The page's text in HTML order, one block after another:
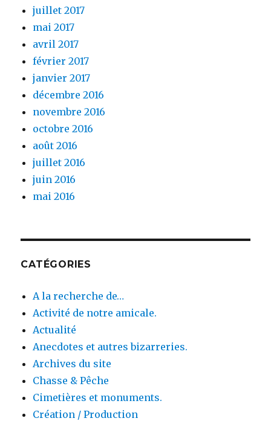
juillet 2017
mai 2017
avril 2017
février 2017
janvier 2017
décembre 2016
novembre 2016
octobre 2016
août 2016
juillet 2016
juin 2016
mai 2016
CATÉGORIES
A la recherche de…
Activité de notre amicale.
Actualité
Anecdotes et autres bizarreries.
Archives du site
Chasse & Pêche
Cimetières et monuments.
Création / Production